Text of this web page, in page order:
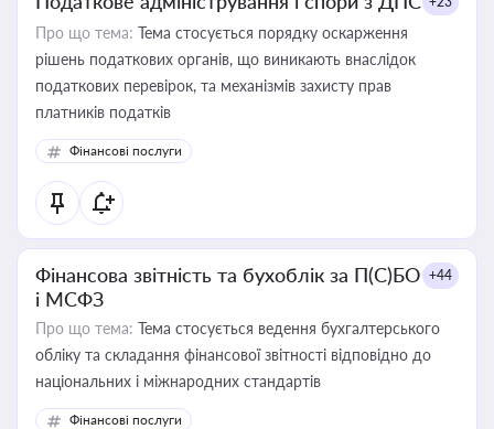
Про що тема: Тема стосується порядку оскарження
рішень податкових органів, що виникають внаслідок
податкових перевірок, та механізмів захисту прав
платників податків
Фінансові послуги
Фінансова звітність та бухоблік за П(С)БО
і МСФЗ
+44
Про що тема: Тема стосується ведення бухгалтерського
обліку та складання фінансової звітності відповідно до
національних і міжнародних стандартів
Фінансові послуги